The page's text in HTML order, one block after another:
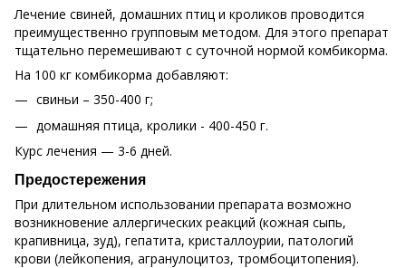
Лечение свиней, домашних птиц и кроликов проводится
преимущественно групповым методом. Для этого препарат
тщательно перемешивают с суточной нормой комбикорма.
На 100 кг комбикорма добавляют:
свиньи – 350-400 г;
домашняя птица, кролики - 400-450 г.
Курс лечения — 3-6 дней.
Предостережения
При длительном использовании препарата возможно
возникновение аллергических реакций (кожная сыпь,
крапивница, зуд), гепатита, кристаллоурии, патологий
крови (лейкопения, агранулоцитоз, тромбоцитопения).